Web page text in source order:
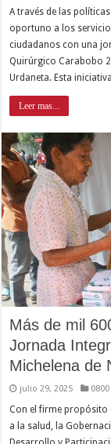
A través de las
oportuno a los
ciudadanos con una
Quirúrgico Carabobo
Urdaneta. Esta
Leer mas...
Más de mil
Jornada
Michelena de
julio 29, 2025
Con el firme propósito
a la salud, la